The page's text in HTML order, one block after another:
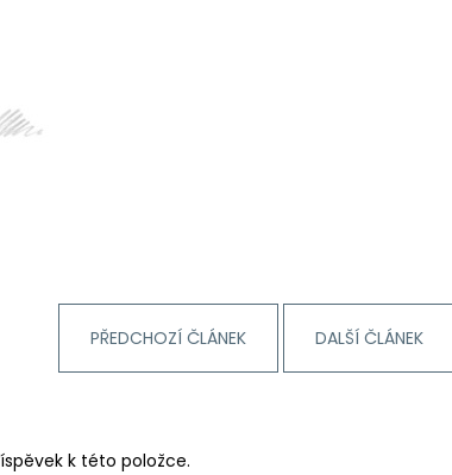
PŘEDCHOZÍ ČLÁNEK DALŠÍ ČLÁNEK
k této položce.